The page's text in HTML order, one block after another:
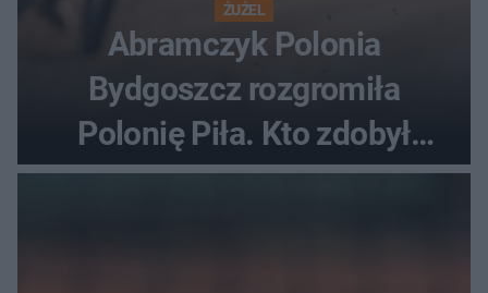
ŻUŻEL
Abramczyk Polonia
Bydgoszcz rozgromiła
Polonię Piła. Kto zdobył
najwięcej punktów?